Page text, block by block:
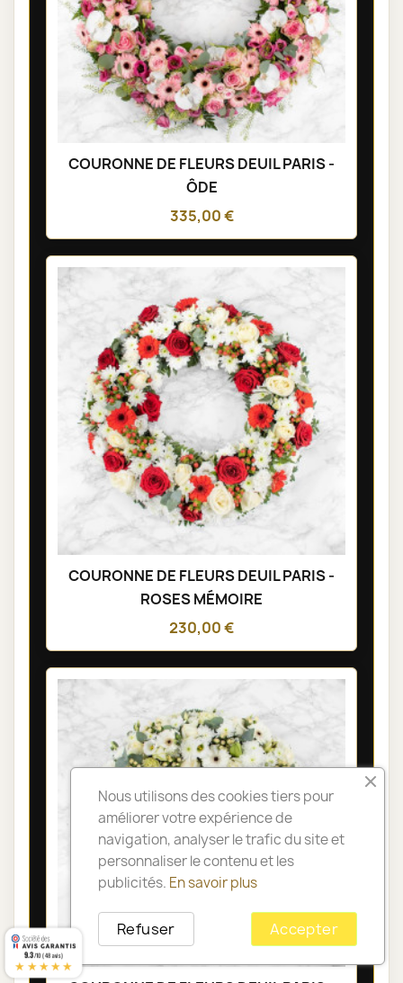
COURONNE DE FLEURS DEUIL PARIS -
ÔDE
335,00 €
COURONNE DE FLEURS DEUIL PARIS -
ROSES MÉMOIRE
230,00 €
Nous utilisons des cookies tiers pour
améliorer votre expérience de
navigation, analyser le trafic du site et
personnaliser le contenu et les
publicités. En savoir plus
Accepter
Refuser
9.3/10 (48 avis)
★★★★★